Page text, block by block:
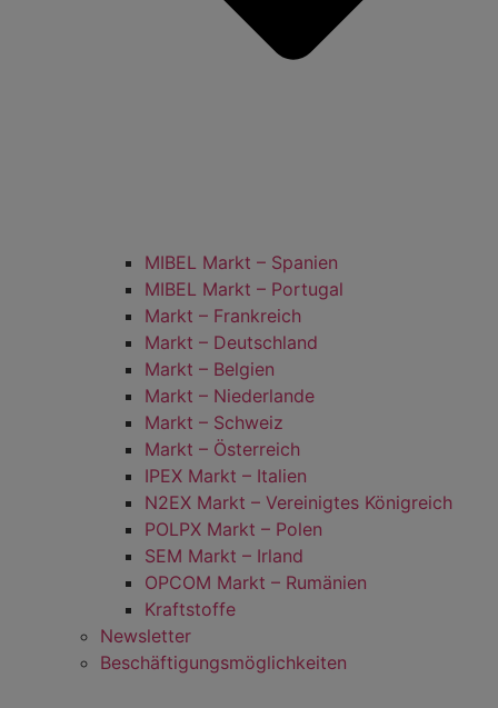
MIBEL Markt – Spanien
MIBEL Markt – Portugal
Markt – Frankreich
Markt – Deutschland
Markt – Belgien
Markt – Niederlande
Markt – Schweiz
Markt – Österreich
IPEX Markt – Italien
N2EX Markt – Vereinigtes Königreich
POLPX Markt – Polen
SEM Markt – Irland
OPCOM Markt – Rumänien
Kraftstoffe
Newsletter
Beschäftigungsmöglichkeiten